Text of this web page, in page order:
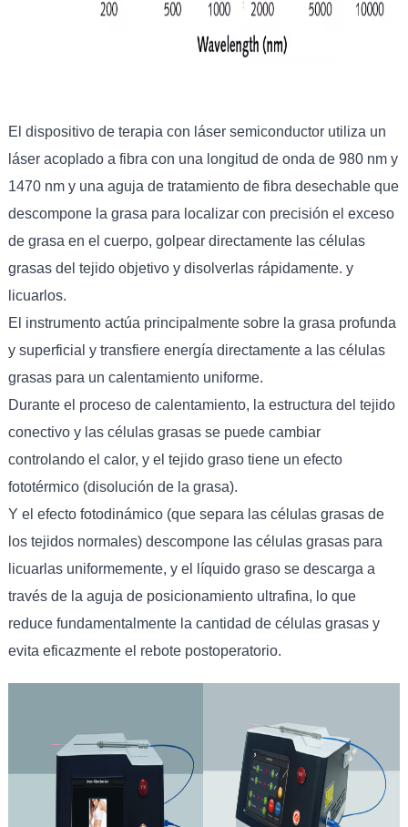
El dispositivo de terapia con láser semiconductor utiliza un
láser acoplado a fibra con una longitud de onda de 980 nm y
1470 nm y una aguja de tratamiento de fibra desechable que
descompone la grasa para localizar con precisión el exceso
de grasa en el cuerpo, golpear directamente las células
grasas del tejido objetivo y disolverlas rápidamente. y
licuarlos.
El instrumento actúa principalmente sobre la grasa profunda
y superficial y transfiere energía directamente a las células
grasas para un calentamiento uniforme.
Durante el proceso de calentamiento, la estructura del tejido
conectivo y las células grasas se puede cambiar
controlando el calor, y el tejido graso tiene un efecto
fototérmico (disolución de la grasa).
Y el efecto fotodinámico (que separa las células grasas de
los tejidos normales) descompone las células grasas para
licuarlas uniformemente, y el líquido graso se descarga a
través de la aguja de posicionamiento ultrafina, lo que
reduce fundamentalmente la cantidad de células grasas y
evita eficazmente el rebote postoperatorio.